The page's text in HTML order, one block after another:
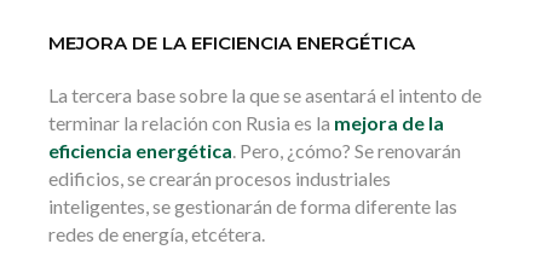
MEJORA DE LA EFICIENCIA ENERGÉTICA
La tercera base sobre la que se asentará el intento de
terminar la relación con Rusia es la mejora de la
eficiencia energética . Pero, ¿cómo? Se renovarán
edificios, se crearán procesos industriales
inteligentes, se gestionarán de forma diferente las
redes de energía, etcétera.